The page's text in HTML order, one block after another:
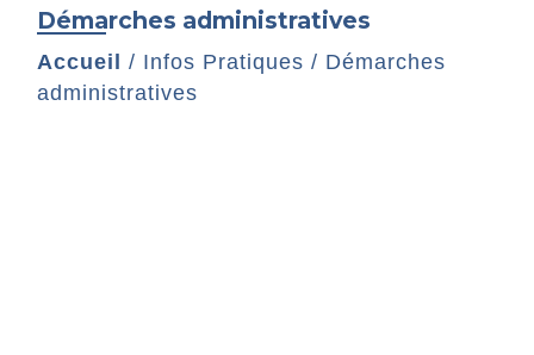
Démarches administratives
Accueil / Infos Pratiques / Démarches
administratives